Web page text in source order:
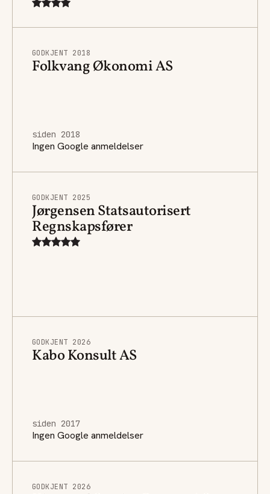
GODKJENT 2018
Folkvang Økonomi AS
siden 2018
Ingen Google anmeldelser
GODKJENT 2025
Jørgensen Statsautorisert
Regnskapsfører
GODKJENT 2026
Kabo Konsult AS
siden 2017
Ingen Google anmeldelser
GODKJENT 2026